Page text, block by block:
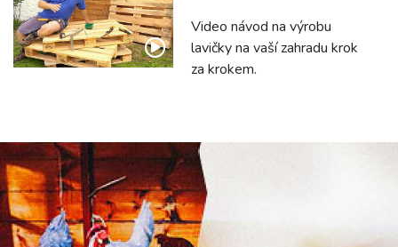
Video návod na výrobu
lavičky na vaší zahradu krok
za krokem.